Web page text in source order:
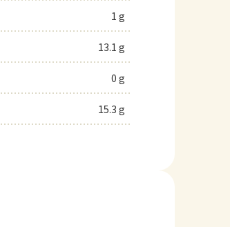
1 g
13.1 g
0 g
15.3 g